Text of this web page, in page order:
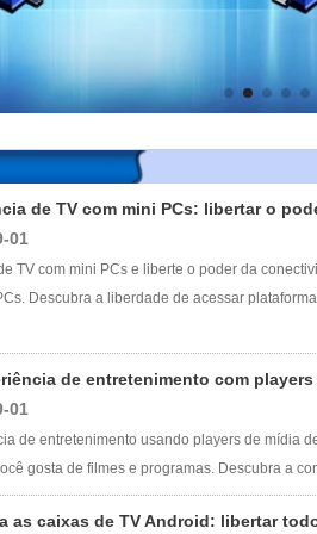
de TV com mini PCs: libertar o
01
TV com mini PCs e liberte o poder da
Descubra a liberdade de acessar
de entretenimento com
01
de entretenimento usando players de mídia
gosta de filmes e programas. Descubra a
as caixas de TV Android: libertar